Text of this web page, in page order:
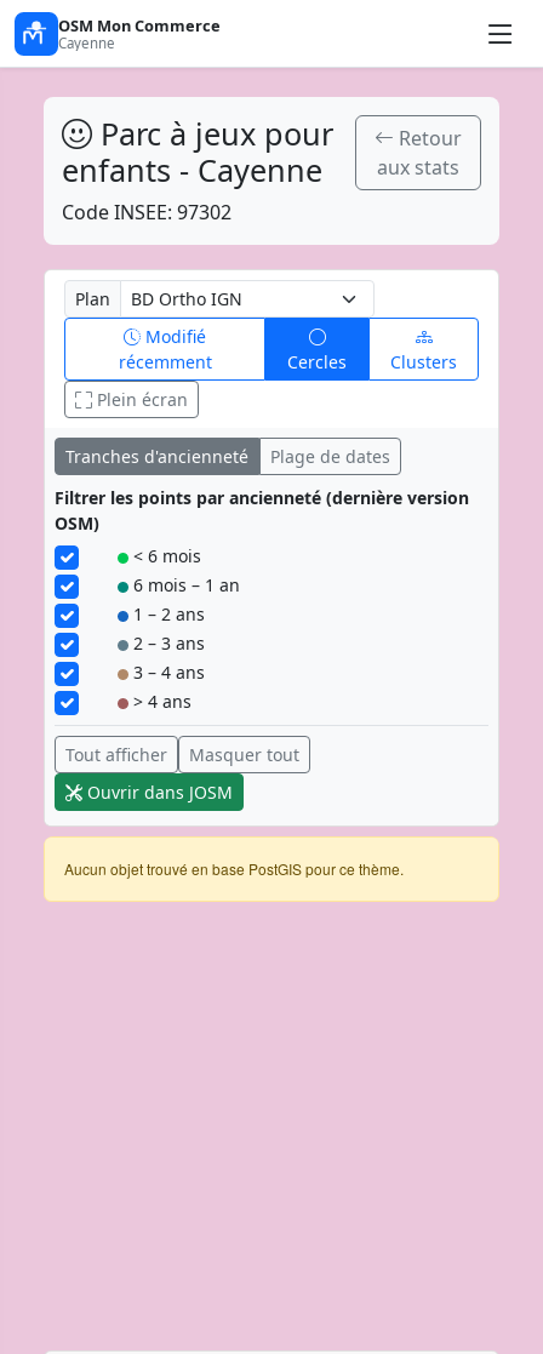
OSM Mon Commerce
Cayenne
Parc à jeux pour
enfants - Cayenne
Code INSEE: 97302
Retour
aux stats
Plan
Modifié
récemment
Cercles
Clusters
Plein écran
Tranches d'ancienneté
Plage de dates
Filtrer les points par ancienneté (dernière version
OSM)
< 6 mois
6 mois – 1 an
1 – 2 ans
2 – 3 ans
3 – 4 ans
> 4 ans
Tout afficher
Masquer tout
Ouvrir dans JOSM
Aucun objet trouvé en base PostGIS pour ce thème.